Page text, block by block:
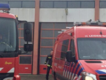
Sleutelstad
uur 1 van 0